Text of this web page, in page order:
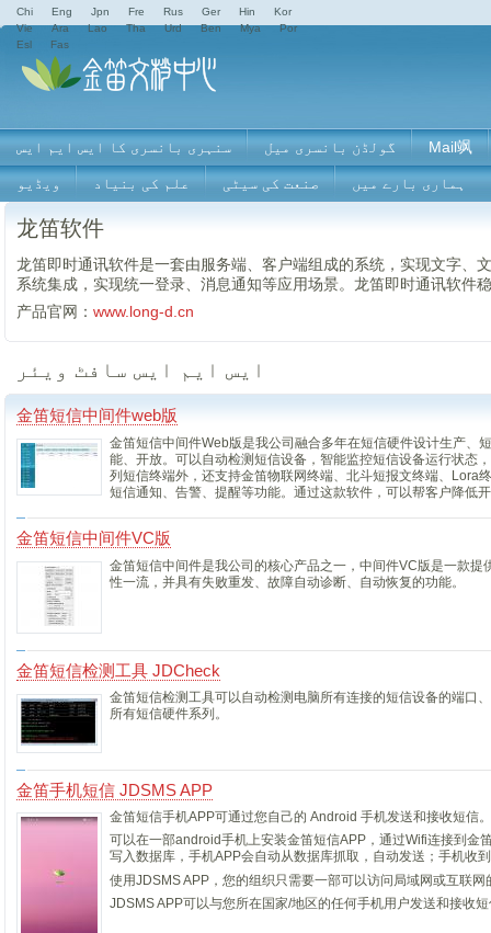
Chi Eng Jpn Fre Rus Ger Hin
Kor
Vie
Ara Lao Tha Urd Ben Mya
Por
Esl
Fas
سنہری بانسری کا ایس ایم ایس گولڈن بانسری میل Mail飒
ویڈیو علم کی بنیاد صنعت کی سیٹی ہماری بارے ميں
龙笛软件
龙笛即时通讯软件是一套由服务端、客户端组成的系统，实现文字
系统集成，实现统一登录、消息通知等应用场景。龙笛即时通讯软件
产品官网：www.long-d.cn
ایس ایم ایس سافٹ ویئر
金笛短信中间件web版
金笛短信中间件Web版是我公司融合多年在短信硬件设计生产、
能、开放。可以自动检测短信设备，智能监控短信设备运行状态
列短信终端外，还支持金笛物联网终端、北斗短报文终端、Lora
短信通知、告警、提醒等功能。通过这款软件，可以帮客户降低
金笛短信中间件VC版
金笛短信中间件是我公司的核心产品之一，中间件VC版是一款
性一流，并具有失败重发、故障自动诊断、自动恢复的功能。
金笛短信检测工具 JDCheck
金笛短信检测工具可以自动检测电脑所有连接的短信设备的端口
所有短信硬件系列。
金笛手机短信 JDSMS APP
金笛短信手机APP可通过您自己的 Android 手机发送和接收短信。
可以在一部android手机上安装金笛短信APP，通过Wifi连接到金
写入数据库，手机APP会自动从数据库抓取，自动发送；手机收
使用JDSMS APP，您的组织只需要一部可以访问局域网或互联
JDSMS APP可以与您所在国家/地区的任何手机用户发送和接收